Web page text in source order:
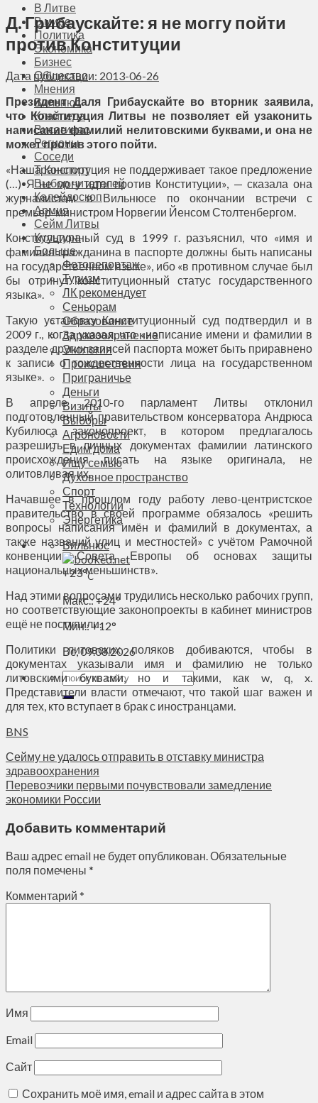
В Литве
В мире
Политика
Экономика
Бизнес
Общество
Мнения
Вильнюс
Клайпеда
Висагинас
Регионы
Соседи
Транспорт
Выбор читателей
Калейдоскоп
Армия
Сейм Литвы
Культура
Больше
Фоторепортаж
Туризм
ЛК рекомендует
Сеньорам
Образование
Здравоохранение
Экология
Происшествия
Приграничье
Деньги
Визиты
Выборы
Агроновости
Едим дома
Ищу семью
Духовное пространство
Спорт
Технологии
Энергетика
Вильнюс
+23°C
Макс.:+24°
Мин.:+12°
Вс, 09.08.2026
Д. Грибаускайте: я не моггу пойти
против Конституции
Дата публикации: 2013-06-26
Президент Даля Грибаускайте во вторник заявила,
что Конституция Литвы не позволяет ей узаконить
написание фамилий нелитовскими буквами, и она не
может против этого пойти.
«Наша Конституция не поддерживает такое предложение
(…) Я не могу идти против Конституции», — сказала она
журналистам в Вильнюсе по окончании встречи с
премьер-министром Норвегии Йенсом Столтенбергом.
Конституционный суд в 1999 г. разъяснил, что «имя и
фамилия гражданина в паспорте должны быть написаны
на государственном языке», ибо «в противном случае был
бы отринут конституционный статус государственного
языка».
Такую установку Конституционный суд подтвердил и в
2009 г., когда указал, что «написание имени и фамилии в
разделе других записей паспорта может быть приравнено
к записи о тождественности лица на государственном
языке».
В апреле 2010-го парламент Литвы отклонил
подготовленный правительством консерватора Андрюса
Кубилюса законопроект, в котором предлагалось
разрешить в личных документах фамилии латинского
происхождения писать на языке оригинала, не
олитовливая их.
Начавшее в прошлом году работу лево-центристское
правительство в своей программе обязалось «решить
вопросы написания имён и фамилий в документах, а
также названий улиц и местностей» с учётом Рамочной
конвенции Совета Европы об основах защиты
национальных меньшинств».
Над этими вопросами трудились несколько рабочих групп,
но соответствующие законопроекты в кабинет министров
ещё не поступили.
Политики литовских поляков добиваются, чтобы в
документах указывали имя и фамилию не только
литовскими буквами, но и такими, как w, q, x.
Представители власти отмечают, что такой шаг важен и
для тех, кто вступает в брак с иностранцами.
BNS
Сейму не удалось отправить в отставку министра
здравоохранения
Перевозчики первыми почувствовали замедление
экономики России
Добавить комментарий
Ваш адрес email не будет опубликован.Обязательные
поля помечены *
Комментарий *
Имя
Email
Сайт
Сохранить моё имя, email и адрес сайта в этом